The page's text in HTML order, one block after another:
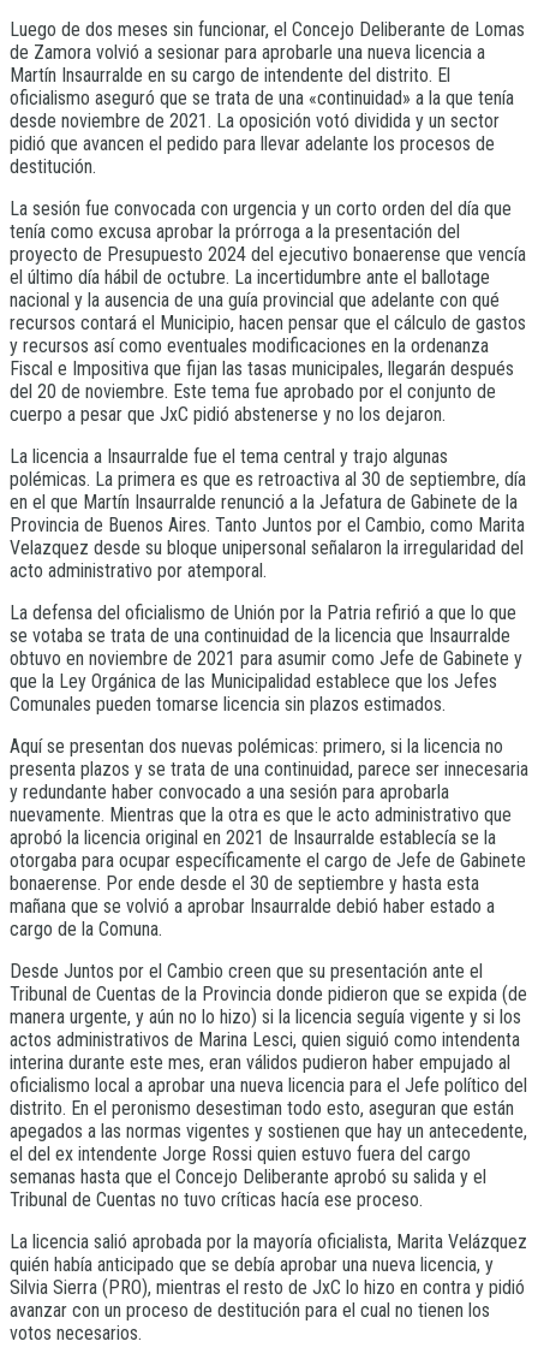
Luego de dos meses sin funcionar, el Concejo Deliberante de Lomas
de Zamora volvió a sesionar para aprobarle una nueva licencia a
Martín Insaurralde en su cargo de intendente del distrito. El
oficialismo aseguró que se trata de una «continuidad» a la que tenía
desde noviembre de 2021. La oposición votó dividida y un sector
pidió que avancen el pedido para llevar adelante los procesos de
destitución.
La sesión fue convocada con urgencia y un corto orden del día que
tenía como excusa aprobar la prórroga a la presentación del
proyecto de Presupuesto 2024 del ejecutivo bonaerense que vencía
el último día hábil de octubre. La incertidumbre ante el ballotage
nacional y la ausencia de una guía provincial que adelante con qué
recursos contará el Municipio, hacen pensar que el cálculo de gastos
y recursos así como eventuales modificaciones en la ordenanza
Fiscal e Impositiva que fijan las tasas municipales, llegarán después
del 20 de noviembre. Este tema fue aprobado por el conjunto de
cuerpo a pesar que JxC pidió abstenerse y no los dejaron.
La licencia a Insaurralde fue el tema central y trajo algunas
polémicas. La primera es que es retroactiva al 30 de septiembre, día
en el que Martín Insaurralde renunció a la Jefatura de Gabinete de la
Provincia de Buenos Aires. Tanto Juntos por el Cambio, como Marita
Velazquez desde su bloque unipersonal señalaron la irregularidad del
acto administrativo por atemporal.
La defensa del oficialismo de Unión por la Patria refirió a que lo que
se votaba se trata de una continuidad de la licencia que Insaurralde
obtuvo en noviembre de 2021 para asumir como Jefe de Gabinete y
que la Ley Orgánica de las Municipalidad establece que los Jefes
Comunales pueden tomarse licencia sin plazos estimados.
Aquí se presentan dos nuevas polémicas: primero, si la licencia no
presenta plazos y se trata de una continuidad, parece ser innecesaria
y redundante haber convocado a una sesión para aprobarla
nuevamente. Mientras que la otra es que le acto administrativo que
aprobó la licencia original en 2021 de Insaurralde establecía se la
otorgaba para ocupar específicamente el cargo de Jefe de Gabinete
bonaerense. Por ende desde el 30 de septiembre y hasta esta
mañana que se volvió a aprobar Insaurralde debió haber estado a
cargo de la Comuna.
Desde Juntos por el Cambio creen que su presentación ante el
Tribunal de Cuentas de la Provincia donde pidieron que se expida (de
manera urgente, y aún no lo hizo) si la licencia seguía vigente y si los
actos administrativos de Marina Lesci, quien siguió como intendenta
interina durante este mes, eran válidos pudieron haber empujado al
oficialismo local a aprobar una nueva licencia para el Jefe político del
distrito. En el peronismo desestiman todo esto, aseguran que están
apegados a las normas vigentes y sostienen que hay un antecedente,
el del ex intendente Jorge Rossi quien estuvo fuera del cargo
semanas hasta que el Concejo Deliberante aprobó su salida y el
Tribunal de Cuentas no tuvo críticas hacía ese proceso.
La licencia salió aprobada por la mayoría oficialista, Marita Velázquez
quién había anticipado que se debía aprobar una nueva licencia, y
Silvia Sierra (PRO), mientras el resto de JxC lo hizo en contra y pidió
avanzar con un proceso de destitución para el cual no tienen los
votos necesarios.